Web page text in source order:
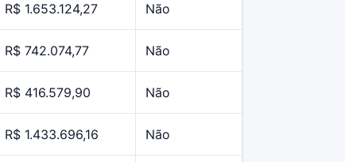
R$ 1.653.124,27 Não
R$ 742.074,77 Não
R$ 416.579,90 Não
R$ 1.433.696,16 Não